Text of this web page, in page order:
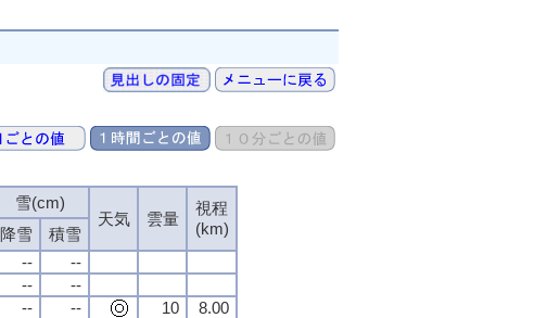
雪(cm)
天気
雲量
視程
(km)
降雪
積雪
--
--
--
--
-- -- 10
8.00